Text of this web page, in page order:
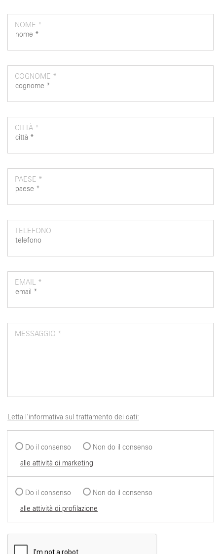
NOME *
COGNOME *
CITTÀ *
PAESE *
TELEFONO
EMAIL *
MESSAGGIO *
Letta l'informativa sul trattamento dei dati:
Do il consenso
Non do il consenso
alle attività di marketing
Do il consenso
Non do il consenso
alle attività di profilazione